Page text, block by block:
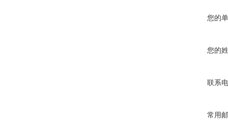
您的
您的
联系
常用